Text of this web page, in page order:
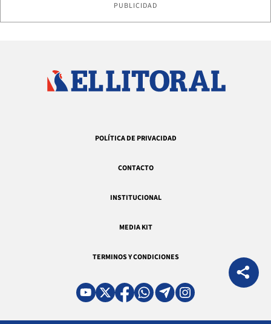
PUBLICIDAD
POLÍTICA DE PRIVACIDAD
CONTACTO
INSTITUCIONAL
MEDIA KIT
TERMINOS Y CONDICIONES